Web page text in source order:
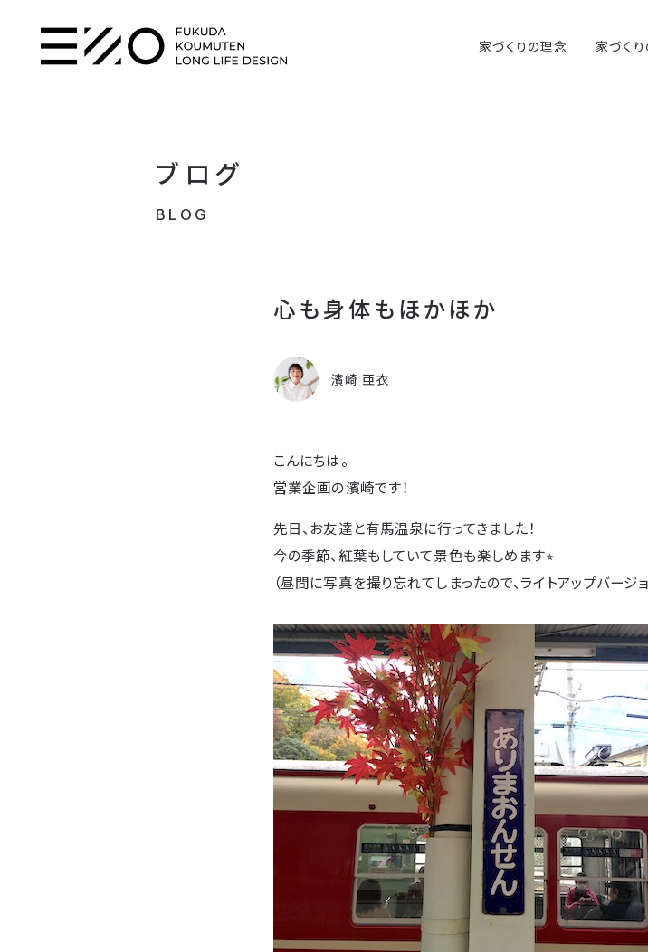
家づくりの理念 家づく
ブログ
BLOG
心も身体もほかほか
濱崎 亜衣
こんにちは。
営業企画の濱崎です！
先日、お友達と有馬温泉に行ってきました！
今の季節、紅葉もしていて景色も楽しめます⭐︎
（昼間に写真を撮り忘れてしまったので、ライトアップバージ